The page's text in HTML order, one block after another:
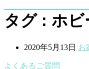
タグ : ホビ
2020年5月13日 お
よくあるご質問